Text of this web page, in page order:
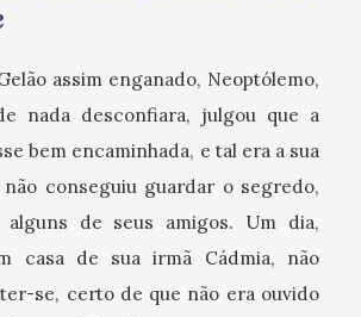
assim enganado, Neoptólemo,
nada desconfiara, julgou que a
bem encaminhada, e tal era a sua
não conseguiu guardar o segredo,
alguns de seus amigos. Um dia,
casa de sua irmã Cádmia, não
se, certo de que não era ouvido